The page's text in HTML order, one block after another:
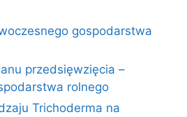
gospodarstwa
przedsięwzięcia –
rolnego
Trichoderma na